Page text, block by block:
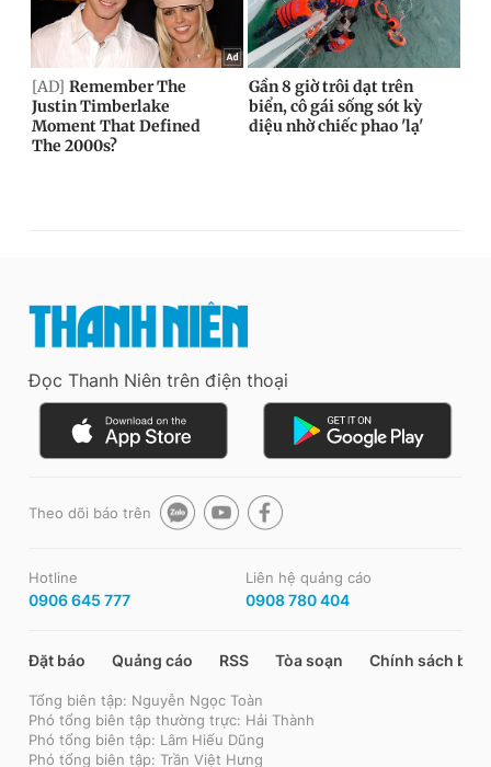
Đọc Thanh Niên trên điện thoại
Theo dõi báo trên
Hotline
0906 645 777
Liên hệ quảng cáo
0908 780 404
Đặt báo Quảng cáo RSS Tòa soạn Chính sách bảo
Tổng biên tập: Nguyễn Ngọc Toàn
Phó tổng biên tập thường trực: Hải Thành
Phó tổng biên tập: Lâm Hiếu Dũng
Phó tổng biên tập: Trần Việt Hưng